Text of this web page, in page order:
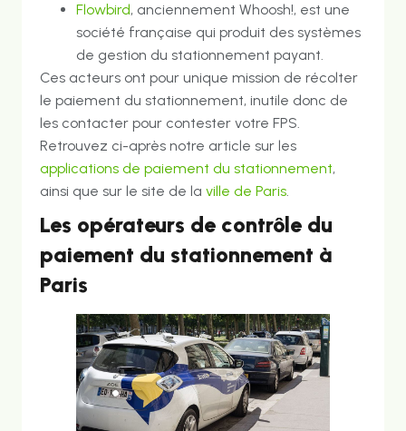
Flowbird, anciennement Whoosh!, est une
société française qui produit des systèmes
de gestion du stationnement payant.
Ces acteurs ont pour unique mission de récolter
le paiement du stationnement, inutile donc de
les contacter pour contester votre FPS.
Retrouvez ci-après notre article sur les
applications de paiement du stationnement,
ainsi que sur le site de la ville de Paris.
Les opérateurs de contrôle du
paiement du stationnement à
Paris